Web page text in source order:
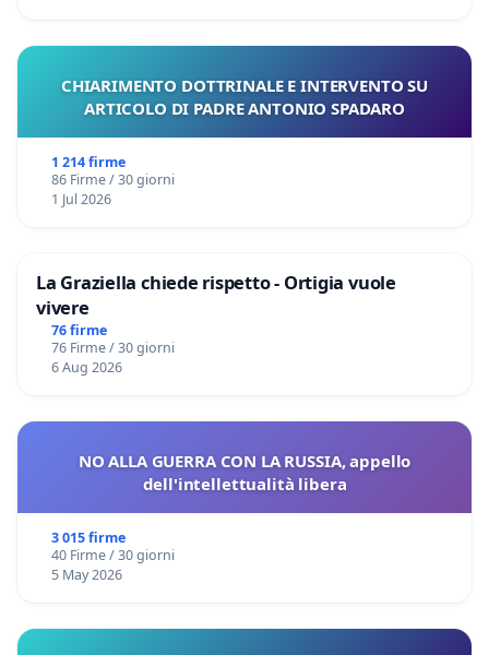
CHIARIMENTO DOTTRINALE E INTERVENTO SU
ARTICOLO DI PADRE ANTONIO SPADARO
1 214 firme
86 Firme / 30 giorni
1 Jul 2026
La Graziella chiede rispetto - Ortigia vuole
vivere
76 firme
76 Firme / 30 giorni
6 Aug 2026
NO ALLA GUERRA CON LA RUSSIA, appello
dell'intellettualità libera
3 015 firme
40 Firme / 30 giorni
5 May 2026